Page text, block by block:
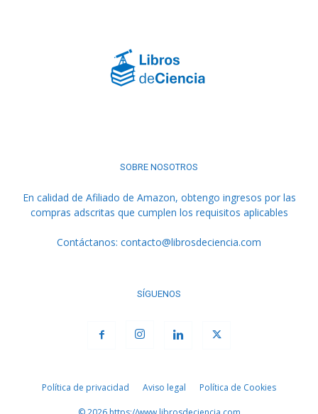
SOBRE NOSOTROS
En calidad de Afiliado de Amazon, obtengo ingresos por las
compras adscritas que cumplen los requisitos aplicables
Contáctanos: contacto@librosdeciencia.com
SÍGUENOS
Política de privacidad Aviso legal Política de Cookies